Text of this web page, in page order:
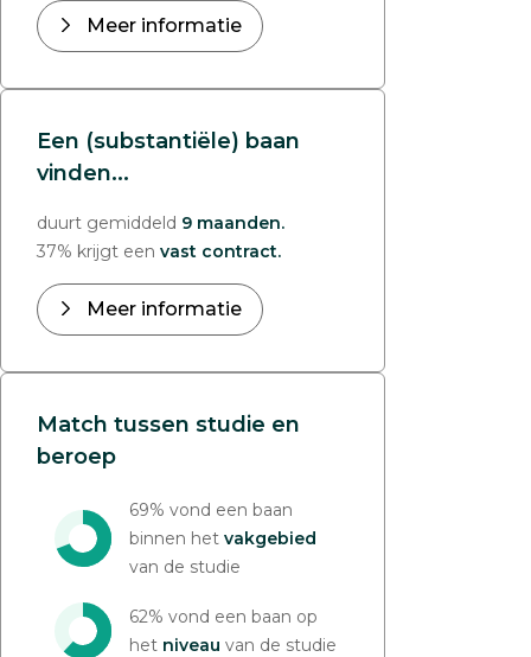
Meer informatie
Een (substantiële) baan
vinden...
duurt gemiddeld 9 maanden.
37% krijgt een vast contract.
Meer informatie
Match tussen studie en
beroep
69% vond een baan
binnen het vakgebied
van de studie
62% vond een baan op
het niveau van de studie